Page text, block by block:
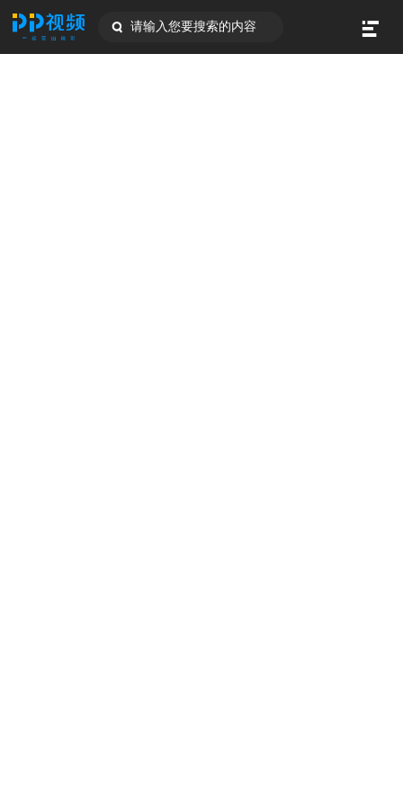
请输入您要搜索的内容